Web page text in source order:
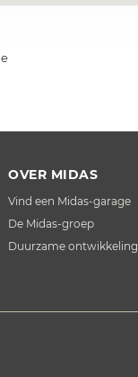
OVER MIDAS
Vind een Midas-garage
De Midas-groep
Duurzame ontwikkeling